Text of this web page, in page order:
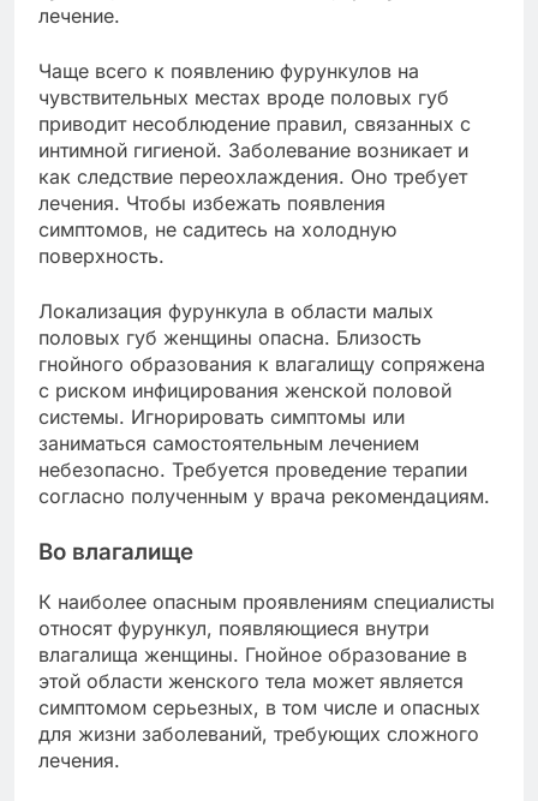
лечение.
Чаще всего к появлению фурункулов на
чувствительных местах вроде половых губ
приводит несоблюдение правил, связанных с
интимной гигиеной. Заболевание возникает и
как следствие переохлаждения. Оно требует
лечения. Чтобы избежать появления
симптомов, не садитесь на холодную
поверхность.
Локализация фурункула в области малых
половых губ женщины опасна. Близость
гнойного образования к влагалищу сопряжена
с риском инфицирования женской половой
системы. Игнорировать симптомы или
заниматься самостоятельным лечением
небезопасно. Требуется проведение терапии
согласно полученным у врача рекомендациям.
Во влагалище
К наиболее опасным проявлениям специалисты
относят фурункул, появляющиеся внутри
влагалища женщины. Гнойное образование в
этой области женского тела может является
симптомом серьезных, в том числе и опасных
для жизни заболеваний, требующих сложного
лечения.